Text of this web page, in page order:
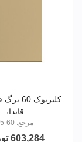
کلیربوک
قابدار
مرجع: A5-60
603,284 تومان